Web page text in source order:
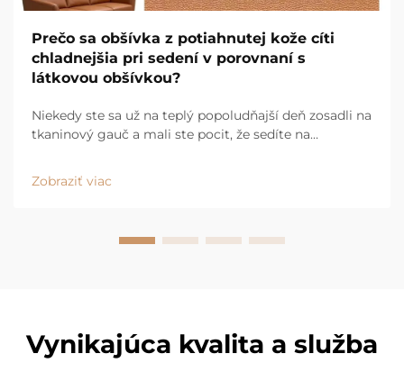
Prečo sa obšívka z potiahnutej kože cíti
chladnejšia pri sedení v porovnaní s
látkovou obšívkou?
Niekedy ste sa už na teplý popoludňajší deň zosadli na
tkaninový gauč a mali ste pocit, že sedíte na
sadli na hladký kožený gauč a okamžite ste sa cítili
osvieženejšie. Na tom je dôvod a...
Zobraziť viac
Vynikajúca kvalita a služba